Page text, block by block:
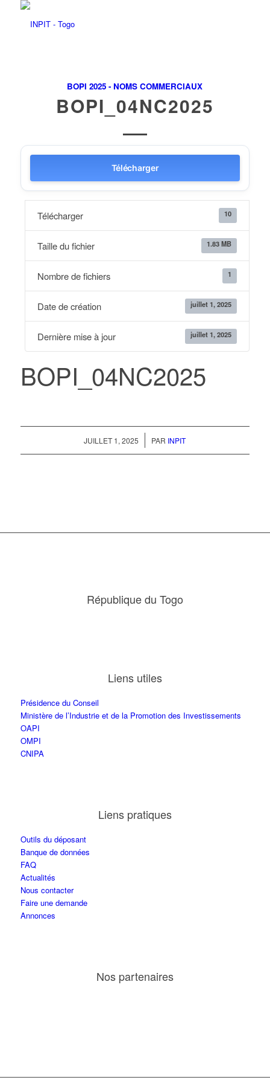
BOPI 2025 - NOMS COMMERCIAUX
BOPI_04NC2025
Télécharger
Télécharger 10
Taille du fichier 1.83 MB
Nombre de fichiers 1
Date de création juillet 1, 2025
Dernière mise à jour juillet 1, 2025
BOPI_04NC2025
JUILLET 1, 2025
/ PAR INPIT
République du Togo
Liens utiles
Présidence du Conseil
Ministère de l’Industrie et de la Promotion des Investissements
OAPI
OMPI
CNIPA
Liens pratiques
Outils du déposant
Banque de données
FAQ
Actualités
Nous contacter
Faire une demande
Annonces
Nos partenaires